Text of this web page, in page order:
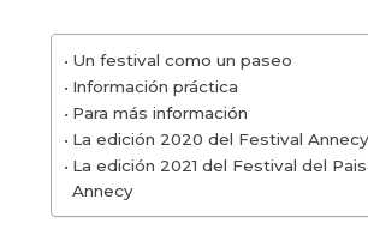
Un festival como un paseo
Información práctica
Para más información
La edición 2020 del Festival
La edición 2021 del Festival del
Annecy